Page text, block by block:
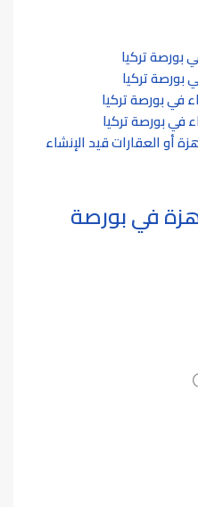
بورصة تركيا
بورصة تركيا
في بورصة تركيا
في بورصة تركيا
أو العقارات قيد الإنشاء
في بورصة